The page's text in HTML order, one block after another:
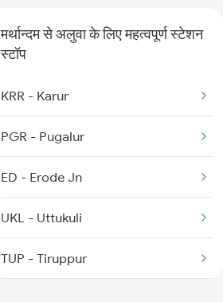
16630 Malabar Express
2075 Jan Shatabdi
2076 Jan Shatabdi
2507 Tvc Scl Express
2508 Scl Tvc Special
2511 Festival Spl
मर्थान्दम से अलुवा के लिए महत्वपूर्ण स्टेशन
स्टॉप
KRR - Karur
PGR - Pugalur
ED - Erode Jn
UKL - Uttukuli
TUP - Tiruppur